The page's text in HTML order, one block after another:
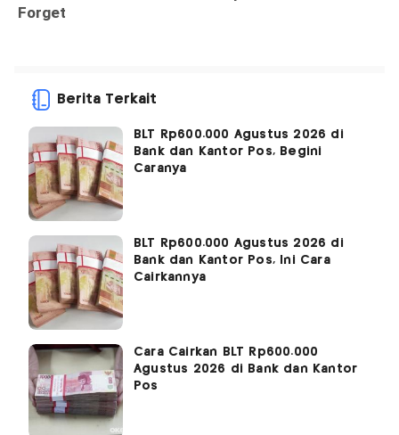
Berita Terkait
BLT Rp600.000 Agustus 2026 di
Bank dan Kantor Pos, Begini
Caranya
BLT Rp600.000 Agustus 2026 di
Bank dan Kantor Pos, Ini Cara
Cairkannya
Cara Cairkan BLT Rp600.000
Agustus 2026 di Bank dan Kantor
Pos